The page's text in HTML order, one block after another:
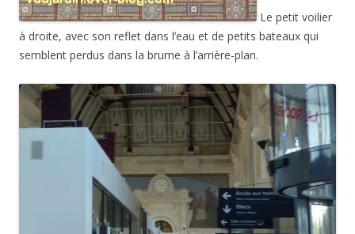
Le petit voilier
à droite, avec son reflet dans l’eau et de petits bateaux qui
semblent perdus dans la brume à l’arrière-plan.